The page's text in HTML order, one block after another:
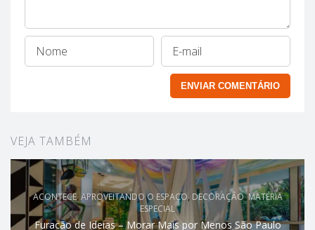
VEJA TAMBÉM
ACONTECE, APROVEITANDO O ESPAÇO, DECORAÇÃO,MATÉRIA
ESPECIAL
Furacão de Ideias – Morar Mais por Menos São Paulo